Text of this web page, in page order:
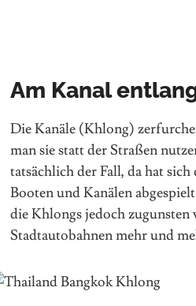
Am Kanal
Die Kanäle (Khlong)
man sie statt der Straßen
tatsächlich der Fall, da hat sich
Booten und Kanälen
die Khlongs jedoch zugunsten
Stadtautobahnen mehr und